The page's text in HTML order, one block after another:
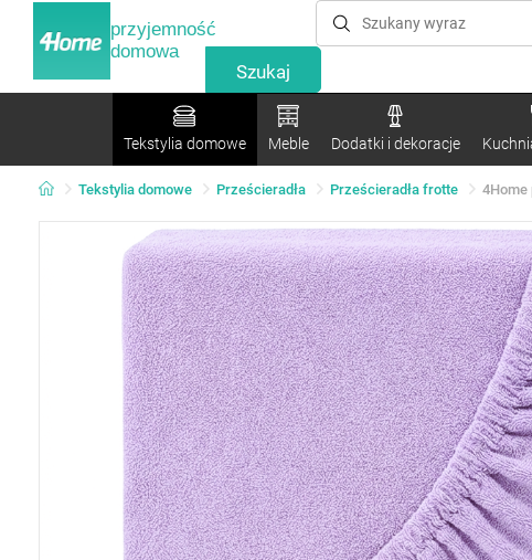
przyjemność
domowa
Tekstylia domowe Meble Dodatki i dekoracje
Tekstylia domowe Prześcieradła Prześcieradła frotte 4Home